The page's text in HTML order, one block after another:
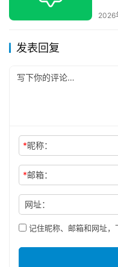
2026
发表回复
*昵称：
*邮箱：
网址：
记住昵称、邮箱和网址，